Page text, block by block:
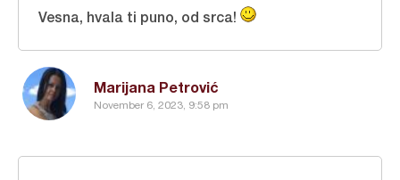
Marijana Petrović
November 6, 2023, 9:58 pm
Vesna, hvala ti puno, od srca!